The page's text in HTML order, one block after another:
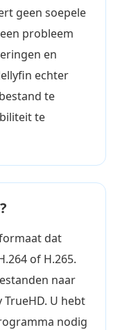
geen soepele
probleem
en
echter
te
te
dat
of H.265.
naar
TrueHD. U hebt
nodig